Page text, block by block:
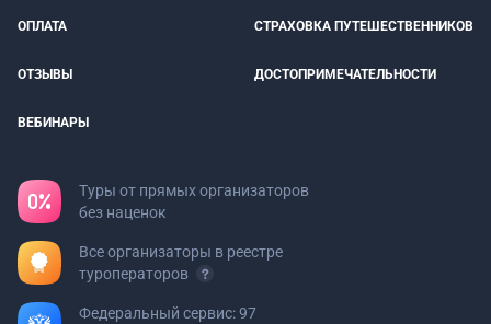
ОПЛАТА СТРАХОВКА ПУТЕШЕСТВЕННИКОВ
ОТЗЫВЫ ДОСТОПРИМЕЧАТЕЛЬНОСТИ
ВЕБИНАРЫ
Туры от прямых организаторов
без наценок
Все организаторы в реестре
туроператоров
Федеральный сервис: 97